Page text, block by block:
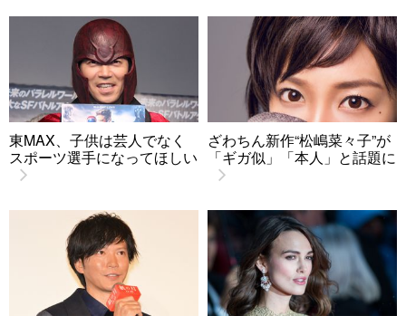
東MAX、子供は芸人でなく
スポーツ選手になってほしい
ざわちん新作“松嶋菜々子”が
「ギガ似」「本人」と話題に